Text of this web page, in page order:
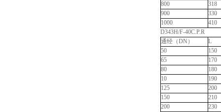
800
318
900
330
1000
410
D343H/F-40C.P.R
通经（DN）
L
50
150
65
170
80
180
10
190
125
200
150
210
200
230